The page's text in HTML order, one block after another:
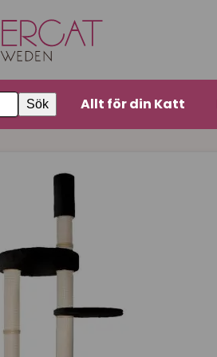
Sök Allt för din Katt